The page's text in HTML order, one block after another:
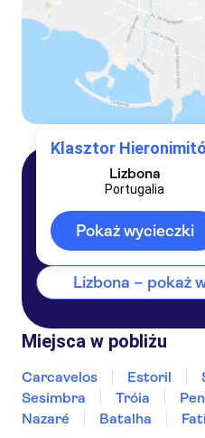
Klasztor
Lizbona
Portugalia
Pokaż wycieczki
Lizbona – pokaż
Miejsca w pobliżu
Carcavelos Estoril
Sesimbra
Tróia
Nazaré
Batalha